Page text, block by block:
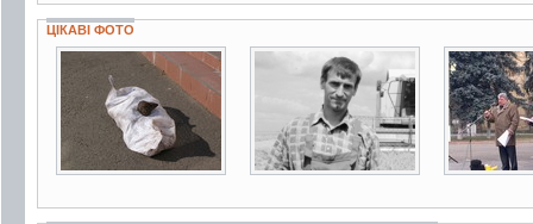
ЦІКАВІ ФОТО
3 фото